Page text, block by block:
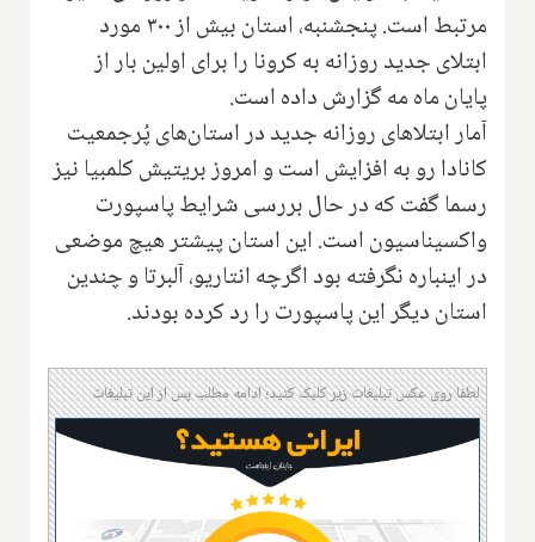
مرتبط است. پنجشنبه، استان بیش از ۳۰۰ مورد
ابتلای جدید روزانه به کرونا را برای اولین بار از
پایان ماه مه گزارش داده است.
آمار ابتلاهای روزانه جدید در استان‌های پُرجمعیت
کانادا رو به افزایش است و امروز بریتیش کلمبیا نیز
رسما گفت که در حال بررسی شرایط پاسپورت
واکسیناسیون است. این استان پیشتر هیچ موضعی
در اینباره نگرفته بود اگرچه انتاریو، آلبرتا و چندین
استان دیگر این پاسپورت را رد کرده بودند.
لطفا روی عکس تبلیغات زیر کلیک کنید؛ ادامه مطلب پس از این تبلیغات